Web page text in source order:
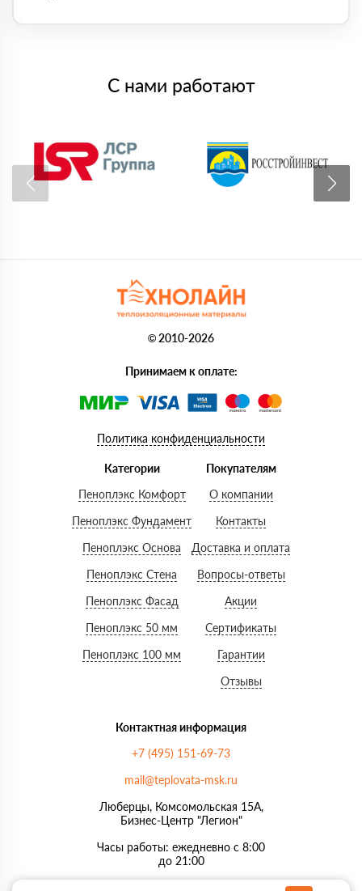
С нами работают
© 2010-2026
Принимаем к оплате:
Политика конфиденциальности
Категории
Пеноплэкс Комфорт
Пеноплэкс Фундамент
Пеноплэкс Основа
Пеноплэкс Стена
Пеноплэкс Фасад
Пеноплэкс 50 мм
Пеноплэкс 100 мм
Покупателям
О компании
Контакты
Доставка и оплата
Вопросы-ответы
Акции
Сертификаты
Гарантии
Отзывы
Контактная информация
+7 (495) 151-69-73
mail@teplovata-msk.ru
Люберцы, Комсомольская 15А,
Бизнес-Центр "Легион"
Часы работы: ежедневно с 8:00
до 21:00